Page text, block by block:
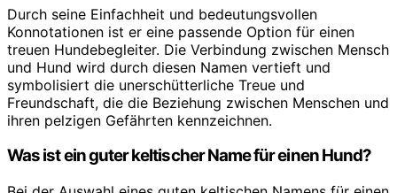
Durch seine Einfachheit und bedeutungsvollen
Konnotationen ist er eine passende Option für einen
treuen Hundebegleiter. Die Verbindung zwischen Mensch
und Hund wird durch diesen Namen vertieft und
symbolisiert die unerschütterliche Treue und
Freundschaft, die die Beziehung zwischen Menschen und
ihren pelzigen Gefährten kennzeichnen.
Was ist ein guter keltischer Name für einen Hund?